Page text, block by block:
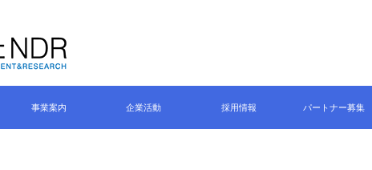
事業案内 企業活動 採用情報 パートナー募集